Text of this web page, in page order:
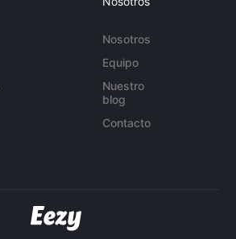
Nosotros
Equipo
Nuestro
blog
Contacto